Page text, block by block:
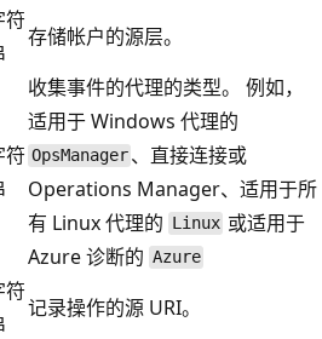
符
存储帐户的源层。
符
收集事件的代理的类型。 例如，
适用于 Windows 代理的
OpsManager 、直接连接或
Operations Manager、适用于所
有 Linux 代理的 Linux 或适用于
Azure 诊断的 Azure
符
记录操作的源 URI。